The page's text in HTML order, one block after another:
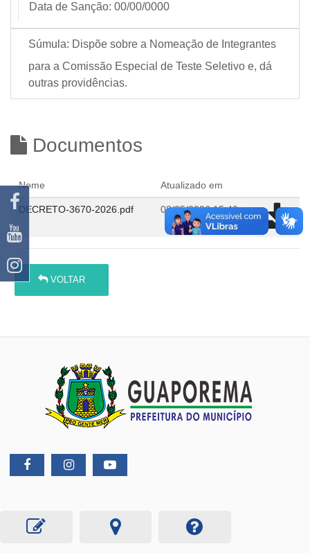
Data de Sanção: 00/00/0000
Súmula: Dispõe sobre a Nomeação de Integrantes
para a Comissão Especial de Teste Seletivo e, dá
outras providências.
Documentos
Nome Atualizado em
DECRETO-3670-2026.pdf 08/05/2026 15:49
VOLTAR